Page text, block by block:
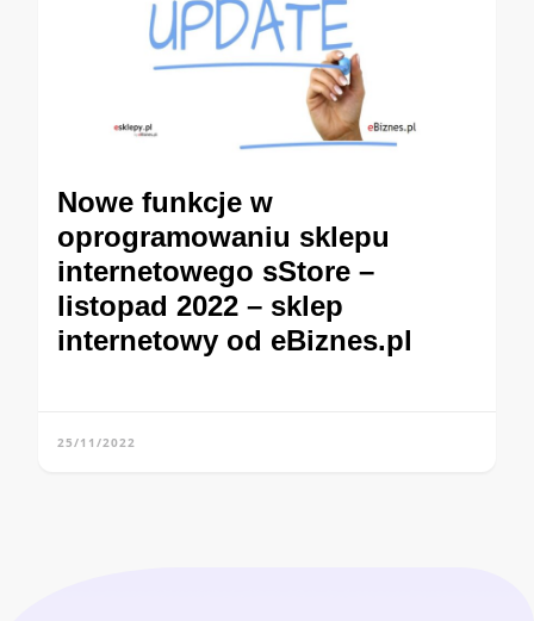
Nowe funkcje w
oprogramowaniu sklepu
internetowego sStore –
listopad 2022 – sklep
internetowy od eBiznes.pl
25/11/2022